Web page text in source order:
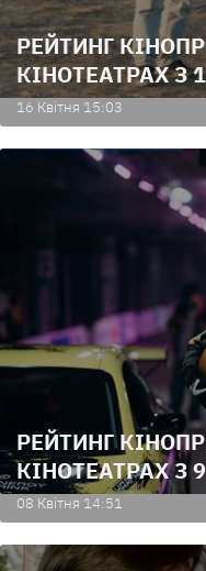
РЕЙТИНГ
КІНОТЕАТРАХ З
16 Квiтня 15:03
РЕЙТИНГ
КІНОТЕАТРАХ З
08 Квiтня 14:51